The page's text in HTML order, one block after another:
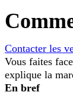
Contacter les
Vous faites
explique la
En bref